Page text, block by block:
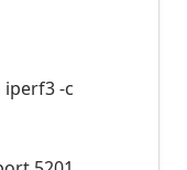
iperf3 -c